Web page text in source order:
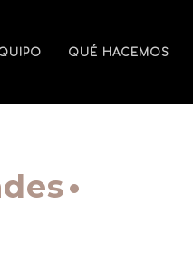
QUÉ HACEMOS